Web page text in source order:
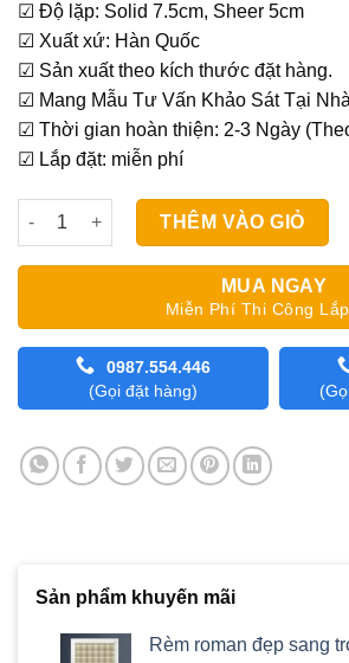
☑ Độ lặp: Solid 7.5cm, Sheer 5cm
☑ Xuất xứ: Hàn Quốc
☑ Sản xuất theo kích thước đặt hàng.
☑ Mang Mẫu Tư Vấn Khảo Sát Tại
☑ Thời gian hoàn thiện: 2-3 Ngày
☑ Lắp đặt: miễn phí
Rèm cầu vồng Sankaku Natural số lượng
THÊM VÀO GIỎ
MUA NGAY
Miễn Phí Thi Công
0987.554.446
(Gọi đặt hàng)
Sản phẩm khuyến mãi
Rèm roman đẹp sang